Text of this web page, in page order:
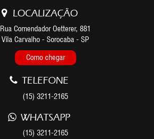
LOCALIZAÇÃO
Rua Comendador Oetterer, 881
Vila Carvalho - Sorocaba - SP
Como chegar
TELEFONE
(15) 3211-2165
WHATSAPP
(15) 3211-2165